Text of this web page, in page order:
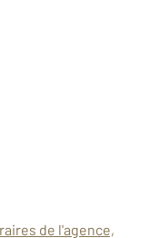
de l'agence,